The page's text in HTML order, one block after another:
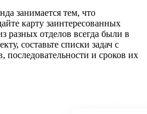
занимается тем, что
карту заинтересованных
разных отделов всегда были в
составьте списки задач с
последовательности и сроков их